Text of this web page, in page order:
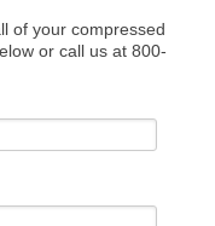
of your compressed
or call us at 800-